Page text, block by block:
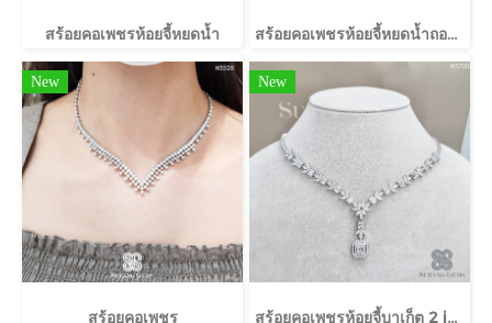
สร้อยคอเพชรห้อยจี้หยดน้ำ สร้อยคอเพชรห้อยจี้หยดน้ำถอดออกได้
New
สร้อยคอเพชร
New
สร้อยคอเพชรห้อยจี้บาเก็ต 2 in 1